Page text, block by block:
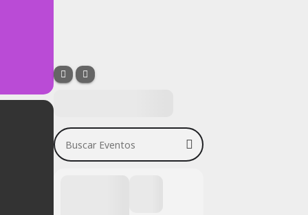
Buscar Eventos